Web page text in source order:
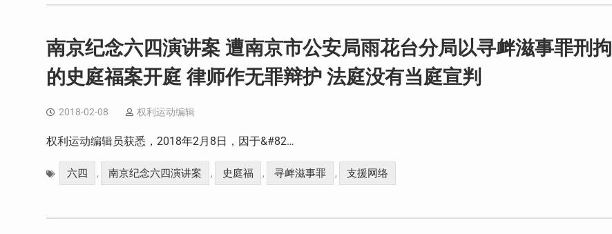
南京纪念六四演讲案 遭南京市公安局雨花台分局以寻衅滋事罪刑拘
的史庭福案开庭 律师作无罪辩护 法庭没有当庭宣判
2018-02-08 权利运动编辑
权利运动编辑员获悉，2018年2月8日，因于&#82…
六四 , 南京纪念六四演讲案 , 史庭福 , 寻衅滋事罪 , 支援网络